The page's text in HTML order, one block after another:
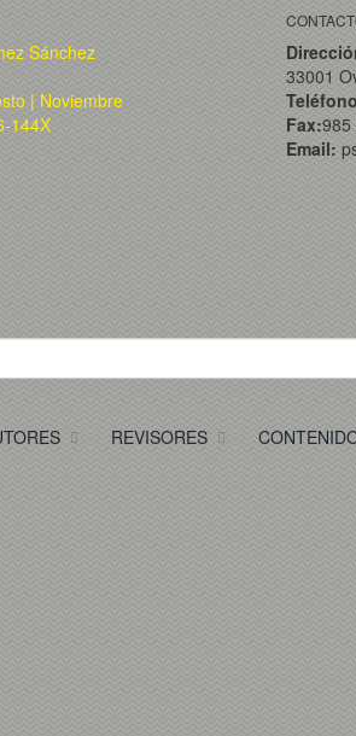
Sánchez
| Noviembre
144X
33001
Fax:985
Email:
REVISORES